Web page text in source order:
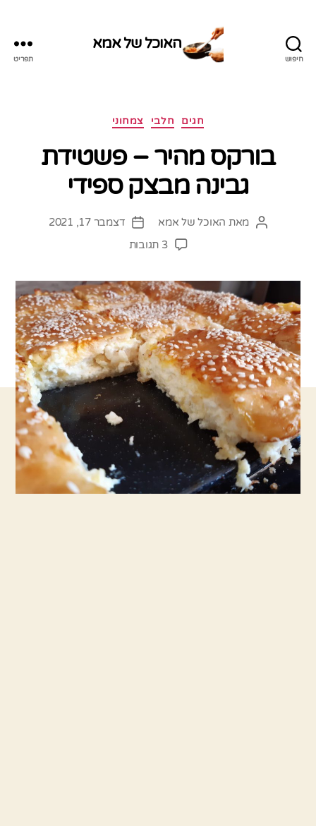
חיפוש
האוכל של אמא
תפריט
קטגוריות חגים חלבי צמחוני
בורקס מהיר – פשטידת
גבינה מבצק ספידי
המחבר
מאת האוכל של אמא
תאריךדצמבר 17, 2021
3 תגובות
–
פשטידת
גבינה
מבצק
ספידי